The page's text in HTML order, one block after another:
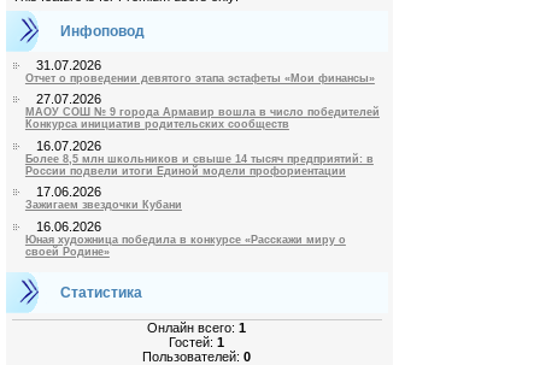
Инфоповод
31.07.2026
Отчет о проведении девятого этапа эстафеты «Мои финансы»
27.07.2026
МАОУ СОШ № 9 города Армавир вошла в число победителей
Конкурса инициатив родительских сообществ
16.07.2026
Более 8,5 млн школьников и свыше 14 тысяч предприятий: в
России подвели итоги Единой модели профориентации
17.06.2026
Зажигаем звездочки Кубани
16.06.2026
Юная художница победила в конкурсе «Расскажи миру о
своей Родине»
Статистика
Онлайн всего:1
Гостей:1
Пользователей:0